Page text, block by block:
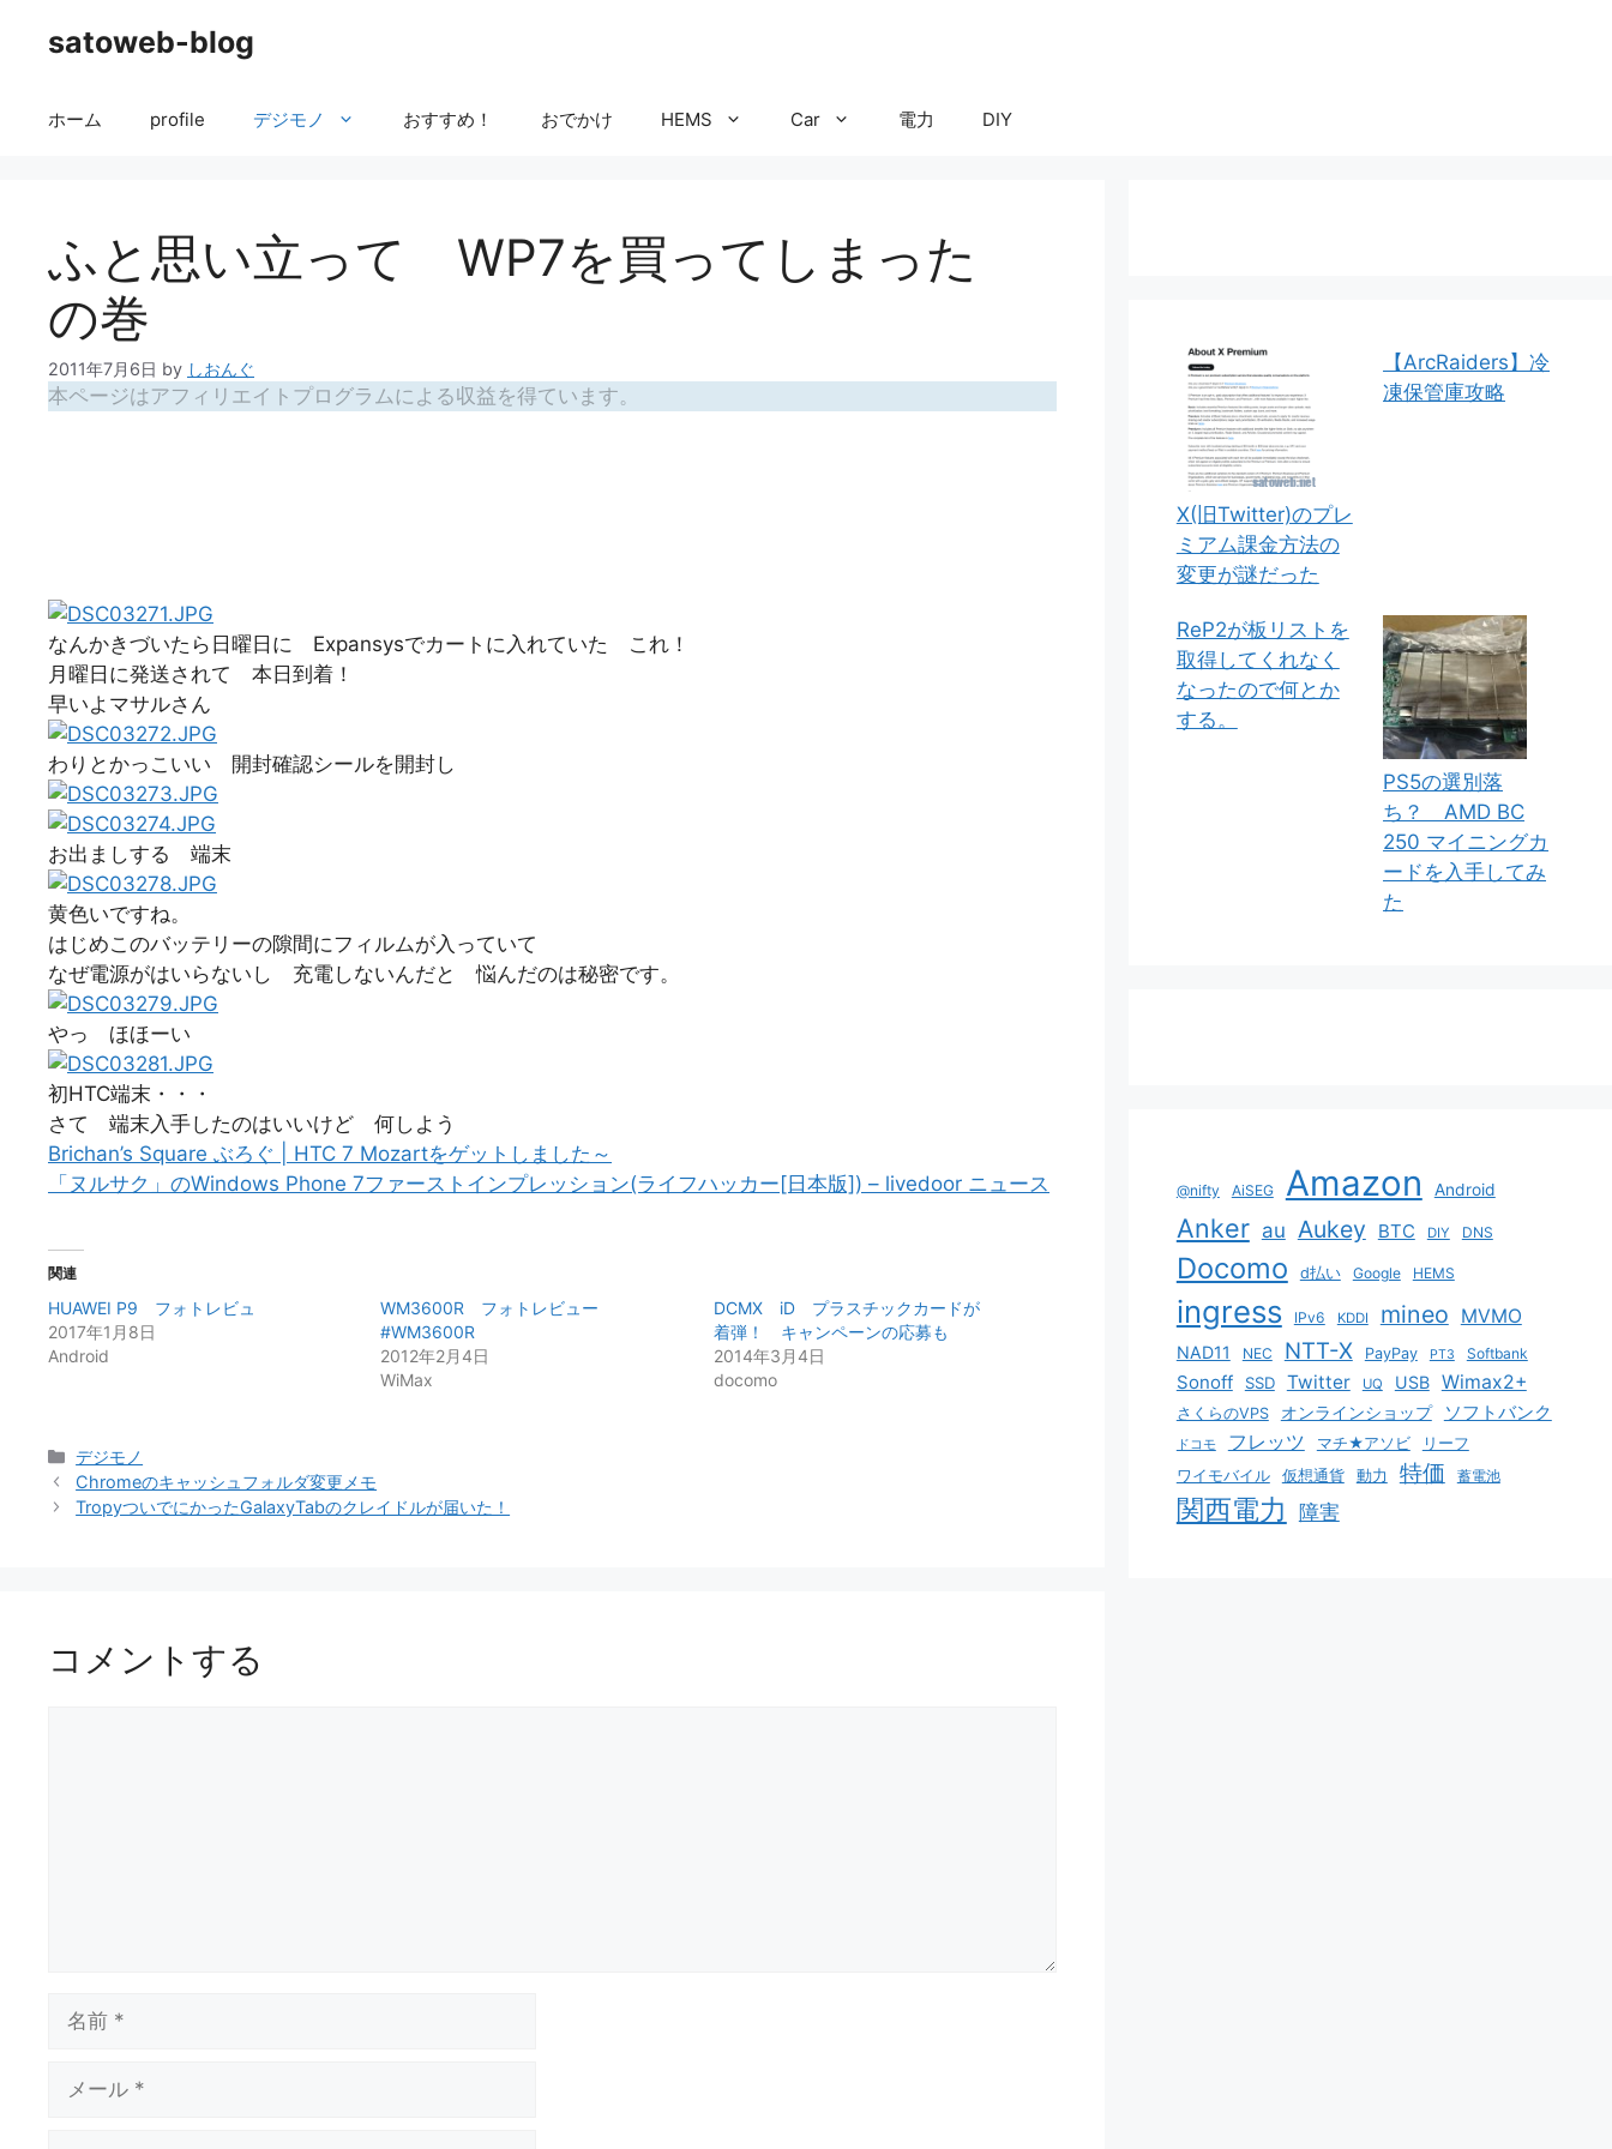
satoweb-blog
ホーム profile デジモノ おすすめ！ おでかけ HEMS Car 電力 DIY
ふと思い立って WP7を買ってしまった
の巻
2011年7月6日 by しおんぐ
本ページはアフィリエイトプログラムによる収益を得ています。
なんかきづいたら日曜日に Expansysでカートに入れていた これ！
月曜日に発送されて 本日到着！
早いよマサルさん
わりとかっこいい 開封確認シールを開封し
お出ましする 端末
黄色いですね。
はじめこのバッテリーの隙間にフィルムが入っていて
なぜ電源がはいらないし 充電しないんだと 悩んだのは秘密です。
やっ ほほーい
初HTC端末・・・
さて 端末入手したのはいいけど 何しよう
Brichan’s Square ぶろぐ | HTC 7 Mozartをゲットしました～
「ヌルサク」のWindows Phone 7ファーストインプレッション(ライフハッカー[日本版]) – livedoor ニュース
関連
HUAWEI P9 フォトレビュ
2017年1月8日
Android
WM3600R フォトレビュー
#WM3600R
2012年2月4日
WiMax
DCMX iD プラスチックカードが
着弾！ キャンペーンの応募も
2014年3月4日
docomo
カ
テ
ゴ
デジモノ
Chromeのキャッシュフォルダ変更メモ
TropyついでにかったGalaxyTabのクレイドルが届いた！
コメントする
X(旧Twitter)のプレ
ミアム課金方法の
変更が謎だった
【ArcRaiders】冷
凍保管庫攻略
ReP2が板リストを
取得してくれなく
なったので何とか
する。
PS5の選別落
ち？ AMD BC
250 マイニングカ
ードを入手してみ
た
@nifty AiSEG Amazon Android
Anker au Aukey BTC DIY DNS
Docomo d払い Google HEMS
ingress IPv6 KDDI mineo MVMO
NAD11 NEC NTT-X PayPay PT3 Softbank
Sonoff SSD Twitter UQ USB Wimax2+
さくらのVPS オンラインショップ ソフトバンク
ドコモ フレッツ マチ★アソビ
リーフ
ワイモバイル
仮想通貨 動力 特価 蓄電池
関西電力 障害